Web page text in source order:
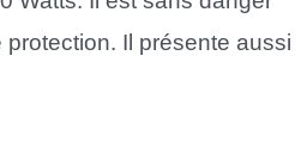
Il présente aussi